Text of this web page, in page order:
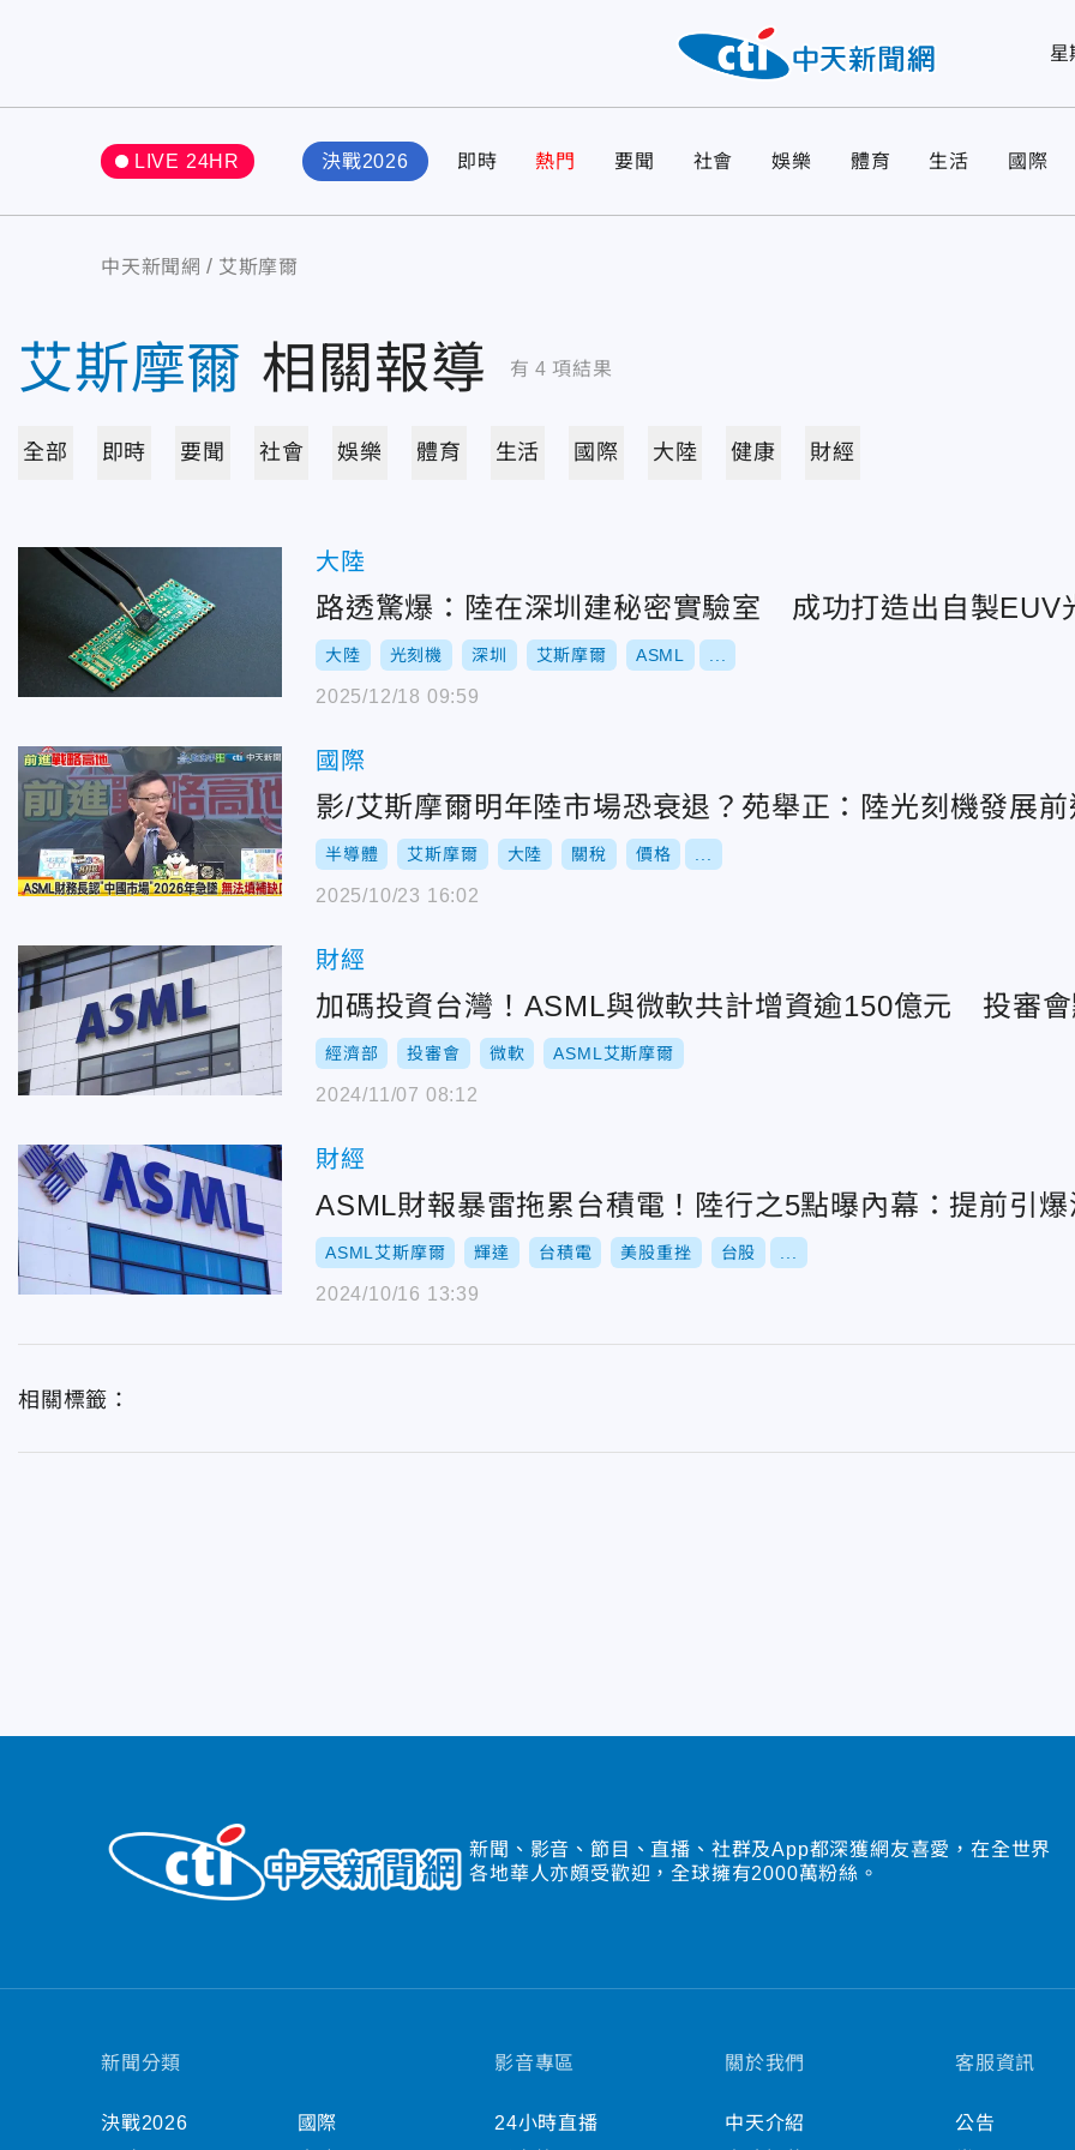
星
LIVE 24HR 決戰2026 即時 熱門 要聞 社會 娛樂 體育 生活 國際
中天新聞網 艾斯摩爾
艾斯摩爾 相關報導 有 4 項結果
全部 即時 要聞 社會 娛樂 體育 生活 國際 大陸 健康 財經
大陸
路透驚爆：陸在深圳建秘密實驗室 成功打造出自製EUV
大陸 光刻機 深圳 艾斯摩爾 ASML
2025/12/18 09:59
國際
影/艾斯摩爾明年陸市場恐衰退？苑舉正：陸光刻機發展前
半導體 艾斯摩爾 大陸 關稅 價格
2025/10/23 16:02
財經
加碼投資台灣！ASML與微軟共計增資逾150億元 投審會
經濟部 投審會 微軟 ASML艾斯摩爾
2024/11/07 08:12
財經
ASML財報暴雷拖累台積電！陸行之5點曝內幕：提前引爆
ASML艾斯摩爾 輝達 台積電 美股重挫 台股
2024/10/16 13:39
相關標籤：
新聞、影音、節目、直播、社群及App都深獲網友喜愛，在全世界
各地華人亦頗受歡迎，全球擁有2000萬粉絲。
新聞分類
決戰2026
國際
影音專區
24小時直播
關於我們
中天介紹
客服資訊
公告